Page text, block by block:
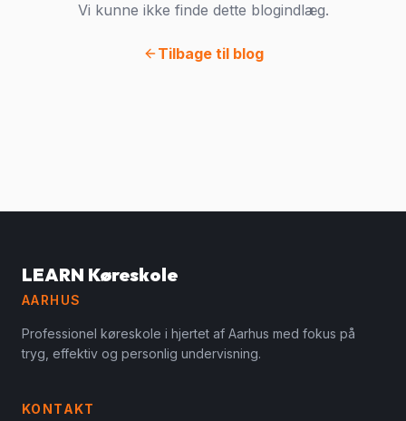
Vi kunne ikke finde dette blogindlæg.
Tilbage til blog
LEARN Køreskole
AARHUS
Professionel køreskole i hjertet af Aarhus med fokus på
tryg, effektiv og personlig undervisning.
KONTAKT